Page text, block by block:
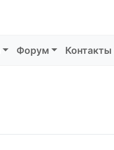
Форум Контакты